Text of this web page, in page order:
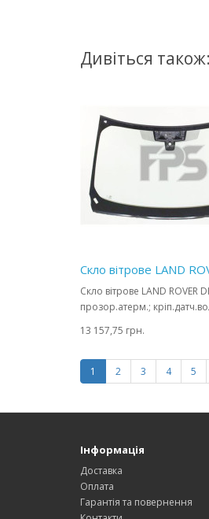
Дивіться також:
Скло вітрове LAND
Скло вітрове LAND ROVER
прозор.атерм.;
13 157,75 грн.
1 2 3 4 5
Інформація
Доставка
Оплата
Гарантія та повернення